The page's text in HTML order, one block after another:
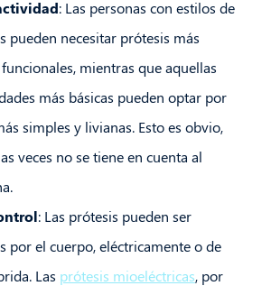
: Las personas con estilos de
pueden necesitar prótesis más
mientras que aquellas
más básicas pueden optar por
simples y livianas. Esto es obvio,
veces no se tiene en cuenta al
: Las prótesis pueden ser
por el cuerpo, eléctricamente o de
Las prótesis mioeléctricas, por